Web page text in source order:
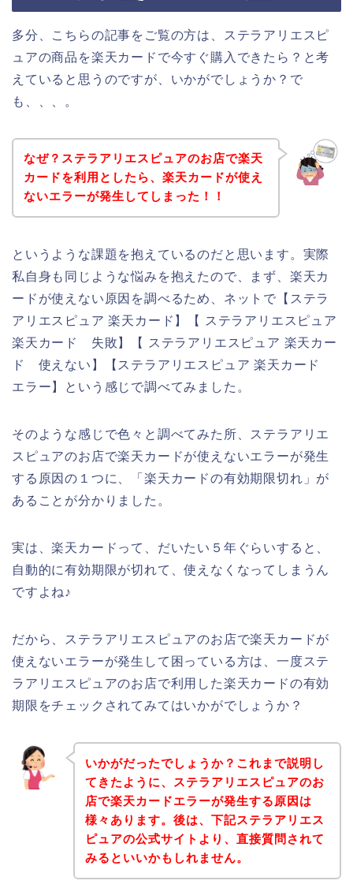
多分、こちらの記事をご覧の方は、ステラアリエスピ
ュアの商品を楽天カードで今すぐ購入できたら？と考
えていると思うのですが、いかがでしょうか？で
も、、、。
なぜ？ステラアリエスピュアのお店で楽天
カードを利用としたら、楽天カードが使え
ないエラーが発生してしまった！！
というような課題を抱えているのだと思います。実際
私自身も同じような悩みを抱えたので、まず、楽天カ
ードが使えない原因を調べるため、ネットで【ステラ
アリエスピュア 楽天カード】【 ステラアリエスピュア
楽天カード 失敗】【 ステラアリエスピュア 楽天カー
ド 使えない】【ステラアリエスピュア 楽天カード
エラー】という感じで調べてみました。
そのような感じで色々と調べてみた所、ステラアリエ
スピュアのお店で楽天カードが使えないエラーが発生
する原因の１つに、「楽天カードの有効期限切れ」が
あることが分かりました。
実は、楽天カードって、だいたい５年ぐらいすると、
自動的に有効期限が切れて、使えなくなってしまうん
ですよね♪
だから、ステラアリエスピュアのお店で楽天カードが
使えないエラーが発生して困っている方は、一度ステ
ラアリエスピュアのお店で利用した楽天カードの有効
期限をチェックされてみてはいかがでしょうか？
いかがだったでしょうか？これまで説明し
てきたように、ステラアリエスピュアのお
店で楽天カードエラーが発生する原因は
様々あります。後は、下記ステラアリエス
ピュアの公式サイトより、直接質問されて
みるといいかもしれません。